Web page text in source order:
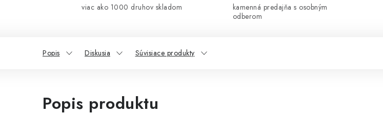
viac ako 1000 druhov skladom
kamenná predajňa s osobným
odberom
Popis Diskusia Súvisiace produkty
Popis produktu